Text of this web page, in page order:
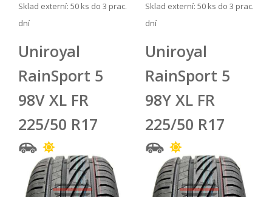
Sklad externí: 50 ks do 3 prac.
dní
Sklad externí: 50 ks do 3 prac.
dní
Uniroyal
RainSport 5
98V XL FR
225/50 R17
Uniroyal
RainSport 5
98Y XL FR
225/50 R17